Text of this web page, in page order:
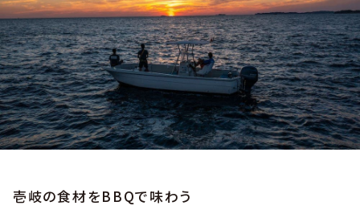
壱岐の食材をBBQで味わう